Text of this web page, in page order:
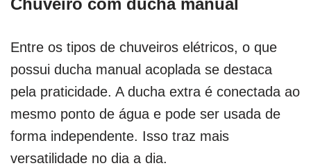
Chuveiro com ducha manual
Entre os tipos de chuveiros elétricos, o que
possui ducha manual acoplada se destaca
pela praticidade. A ducha extra é conectada ao
mesmo ponto de água e pode ser usada de
forma independente. Isso traz mais
versatilidade no dia a dia.